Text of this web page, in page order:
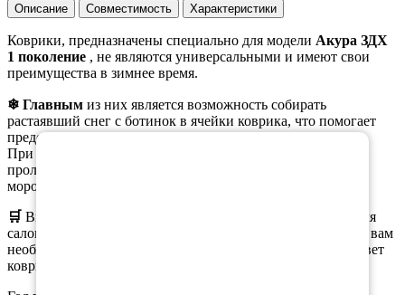
Описание Совместимость Характеристики
Коврики, предназначены специально для модели Акура ЗДХ
1 поколение , не являются универсальными и имеют свои
преимущества в зимнее время.
❄ Главным из них является возможность собирать
растаявший снег с ботинок в ячейки коврика, что помогает
предотвратить образование луж на коврике.
При этом, при вынимании коврика из салона, вода не
проливается, а коврики остаются эластичными даже при
морозе.
🛒 Вы можете
как полный комплект ковриков для
салона, так и отдельные коврики. При оформлении заказа вам
необходимо выбрать нужную комплектацию, материал, цвет
коврика и окантовки.